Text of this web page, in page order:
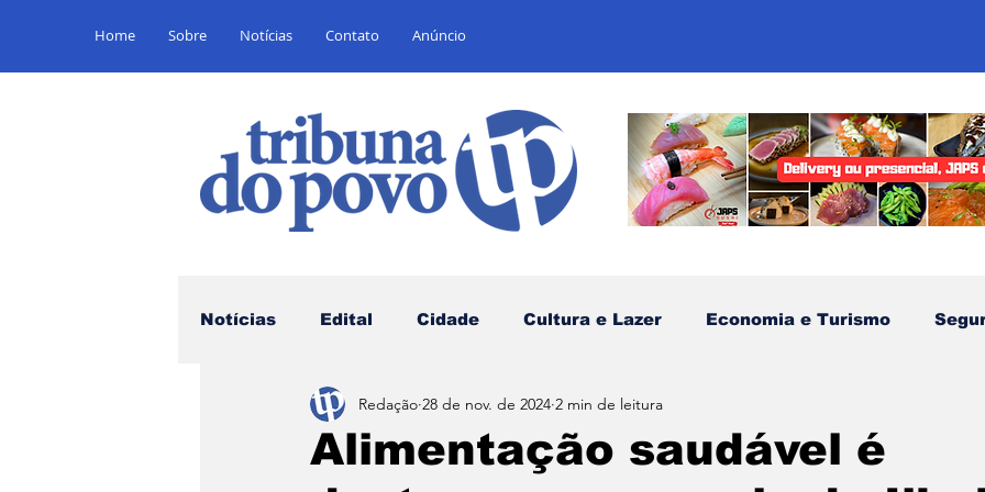
Home Sobre Notícias Contato Anúncio
Notícias Edital Cidade Cultura e Lazer Economia e Turismo
Educação Esportes Comunidades Tradicionais
Alimentação saudável é
Redação 28 de nov. de 2024 2 min de leitura